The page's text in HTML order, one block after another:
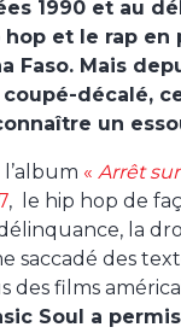
1990 et au
et le rap en
Faso. Mais
coupé-décalé,
un
« Arrêt
, le hip hop de
la
saccadé des
des films
Soul a